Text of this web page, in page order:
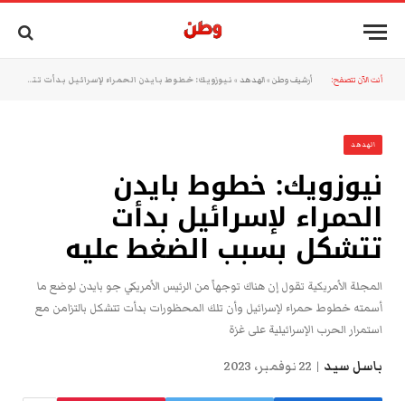
أنت الآن تتصفح: أرشيف وطن »الهدهد » نيوزويك: خطوط بايدن الحمراء لإسرائيل بدأت تتشكل بسبب الضغط عليه
الهدهد
نيوزويك: خطوط بايدن
الحمراء لإسرائيل بدأت
تتشكل بسبب الضغط عليه
المجلة الأمريكية تقول إن هناك توجهاً من الرئيس الأمريكي جو بايدن لوضع ما
أسمته خطوط حمراء لإسرائيل وأن تلك المحظورات بدأت تتشكل بالتزامن مع
استمرار الحرب الإسرائيلية على غزة
باسل سيد 22 نوفمبر، 2023